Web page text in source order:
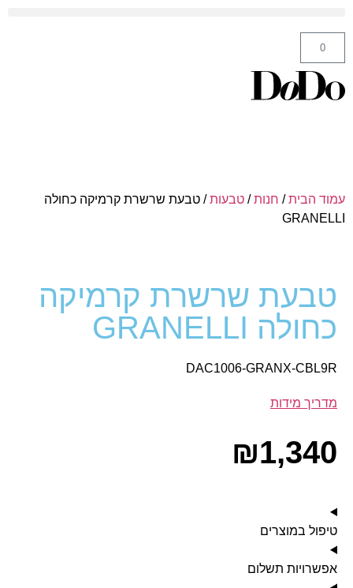
0
עמוד הבית/ חנות/ טבעות/ טבעת שרשרת קרמיקה כחולה
GRANELLI
טבעת שרשרת קרמיקה
כחולה GRANELLI
DAC1006-GRANX-CBL9R
מדריך מידות
₪1,340
טיפול במוצרים
אפשרויות תשלום